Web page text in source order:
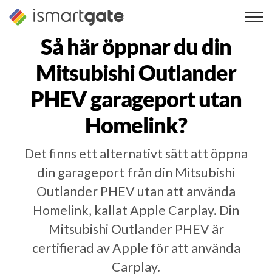
Hoppa
till
Så här öppnar du din
Mitsubishi Outlander
PHEVgarageport utan
Homelink?
Det finns ett alternativt sätt att öppna
din garageport från din Mitsubishi
Outlander PHEV utan att använda
Homelink, kallat Apple Carplay. Din
Mitsubishi Outlander PHEV är
certifierad av Apple för att använda
Carplay.